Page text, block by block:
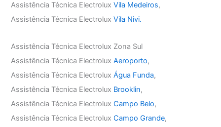
Assistência Técnica ElectroluxVila Medeiros,
Assistência Técnica ElectroluxVila Nivi.
Assistência Técnica Electrolux Zona Sul
Assistência Técnica ElectroluxAeroporto,
Assistência Técnica ElectroluxÁgua Funda,
Assistência Técnica Electrolux Brooklin,
Assistência Técnica ElectroluxCampo Belo,
Assistência Técnica ElectroluxCampo Grande,